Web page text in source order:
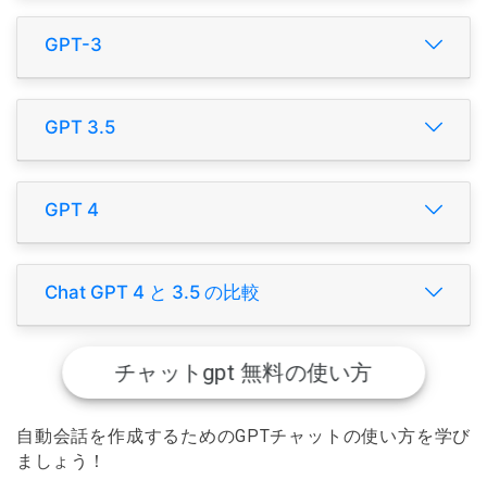
GPT-3
GPT 3.5
GPT 4
Chat GPT 4 と 3.5 の比較
チャットgpt 無料の使い方
自動会話を作成するためのGPTチャットの使い方を学び
ましょう！